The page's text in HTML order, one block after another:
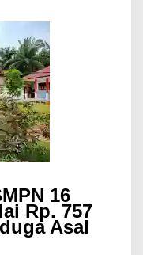
16
Rp. 757
Asal